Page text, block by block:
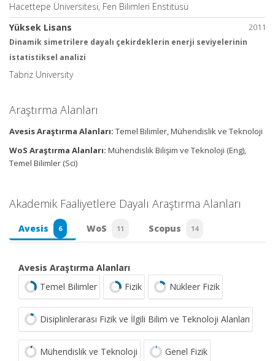
Hacettepe Üniversitesi, Fen Bilimleri Enstitüsü
2011
Yüksek Lisans
Dinamik simetrilere dayalı çekirdeklerin enerji seviyelerinin
istatistiksel analizi
Tabriz University
Araştırma Alanları
Avesis Araştırma Alanları: Temel Bilimler, Mühendislik ve Teknoloji
WoS Araştırma Alanları: Mühendislik Bilişim ve Teknoloji (Eng),
Temel Bilimler (Sci)
Akademik Faaliyetlere Dayalı Araştırma Alanları
Avesis 6 WoS 11 Scopus 14
Avesis Araştırma Alanları
Temel Bilimler
Fizik Nükleer Fizik
Disiplinlerarası Fizik ve İlgili Bilim ve Teknoloji Alanları
Mühendislik ve Teknoloji Genel Fizik